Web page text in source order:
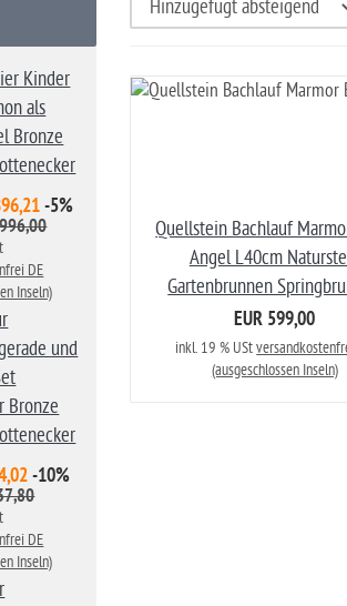
Quellstein Bachlauf
Angel L40cm
Gartenbrunnen
EUR 599,00
inkl. 19 % USt
(ausgeschlossen Inseln)
Kinder
als
Bronze
-5%
DE
Inseln)
und
Bronze
-10%
DE
Inseln)